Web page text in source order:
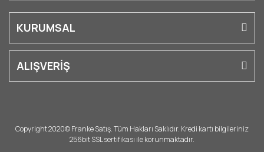
KURUMSAL
ALIŞVERİŞ
Copyright 2020© Franke Satış. Tüm Hakları Saklıdır. Kredi kartı bilgileriniz
256bit SSL sertifikası ile korunmaktadır.